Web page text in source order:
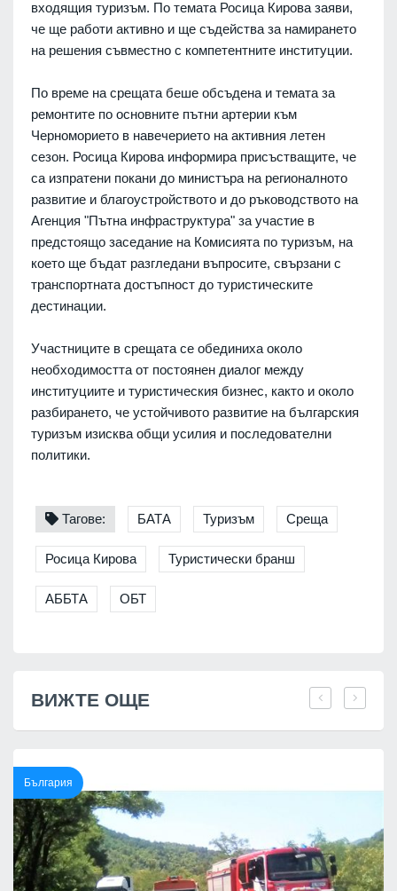
входящия туризъм. По темата Росица Кирова заяви,
че ще работи активно и ще съдейства за намирането
на решения съвместно с компетентните институции.
По време на срещата беше обсъдена и темата за
ремонтите по основните пътни артерии към
Черноморието в навечерието на активния летен
сезон. Росица Кирова информира присъстващите, че
са изпратени покани до министъра на регионалното
развитие и благоустройството и до ръководството на
Агенция "Пътна инфраструктура" за участие в
предстоящо заседание на Комисията по туризъм, на
което ще бъдат разгледани въпросите, свързани с
транспортната достъпност до туристическите
дестинации.
Участниците в срещата се обединиха около
необходимостта от постоянен диалог между
институциите и туристическия бизнес, както и около
разбирането, че устойчивото развитие на българския
туризъм изисква общи усилия и последователни
политики.
Тагове: БАТА Туризъм Среща
Росица Кирова Туристически бранш
АББТА ОБТ
ВИЖТЕ ОЩЕ
България